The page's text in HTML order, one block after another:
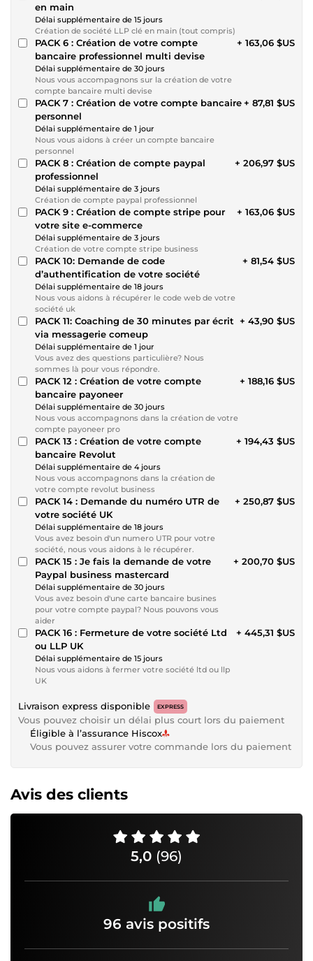
en main
Délai supplémentaire de 15 jours
Création de société LLP clé en main (tout compris)
PACK 6 : Création de votre compte
bancaire professionnel multi devise
Délai supplémentaire de 30 jours
Nous vous accompagnons sur la création de votre
compte bancaire multi devise
+ 163,06 $US
PACK 7 : Création de votre compte bancaire
personnel
Délai supplémentaire de 1 jour
Nous vous aidons à créer un compte bancaire
personnel
+ 87,81 $US
PACK 8 : Création de compte paypal
professionnel
Délai supplémentaire de 3 jours
Création de compte paypal professionnel
+ 206,97 $US
PACK 9 : Création de compte stripe pour
votre site e-commerce
Délai supplémentaire de 3 jours
Création de votre compte stripe business
+ 163,06 $US
PACK 10: Demande de code
d’authentification de votre société
Délai supplémentaire de 18 jours
Nous vous aidons à récupérer le code web de votre
société uk
+ 81,54 $US
PACK 11: Coaching de 30 minutes par écrit
via messagerie comeup
Délai supplémentaire de 1 jour
Vous avez des questions particulière? Nous
sommes là pour vous répondre.
+ 43,90 $US
PACK 12 : Création de votre compte
bancaire payoneer
Délai supplémentaire de 30 jours
Nous vous accompagnons dans la création de votre
compte payoneer pro
+ 188,16 $US
PACK 13 : Création de votre compte
bancaire Revolut
Délai supplémentaire de 4 jours
Nous vous accompagnons dans la création de
votre compte revolut business
+ 194,43 $US
PACK 14 : Demande du numéro UTR de
votre société UK
Délai supplémentaire de 18 jours
Vous avez besoin d'un numero UTR pour votre
société, nous vous aidons à le récupérer.
+ 250,87 $US
PACK 15 : Je fais la demande de votre
Paypal business mastercard
Délai supplémentaire de 30 jours
Vous avez besoin d'une carte bancaire busines
pour votre compte paypal? Nous pouvons vous
aider
+ 200,70 $US
PACK 16 : Fermeture de votre société Ltd
ou LLP UK
Délai supplémentaire de 15 jours
Nous vous aidons à fermer votre société ltd ou llp
UK
+ 445,31 $US
Livraison express disponible EXPRESS
Vous pouvez choisir un délai plus court lors du paiement
Éligible à l’assurance Hiscox
Vous pouvez assurer votre commande lors du paiement
Avis des clients
5,0 (96)
96 avis positifs